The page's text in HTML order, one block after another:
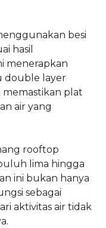
besi
hasil
menerapkan
double layer
plat
air yang
rooftop
lima hingga
ini bukan hanya
sebagai
aktivitas air tidak